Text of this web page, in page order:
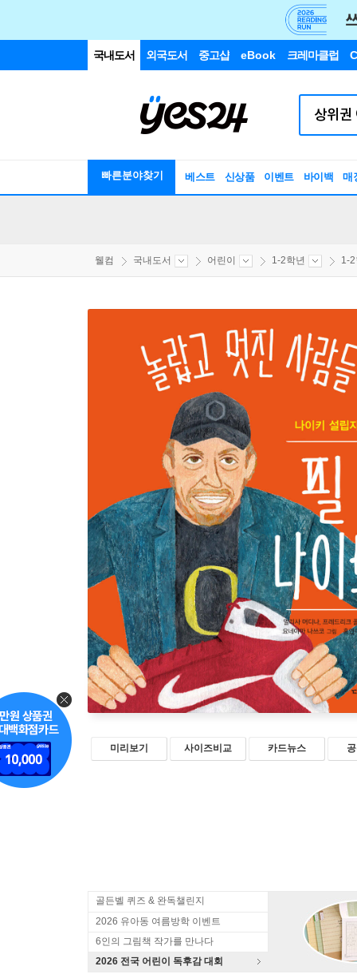
국내도서 외국도서 중고샵 eBook 크레마클럽
빠른분야찾기 베스트 신상품 이벤트 바이백 매
웰컴 국내도서 어린이 1-2학년 1-
미리보기 사이즈비교 카드뉴스
골든벨 퀴즈 & 완독챌린지
2026 유아동 여름방학 이벤트
6인의 그림책 작가를 만나다
2026 전국 어린이 독후감 대회